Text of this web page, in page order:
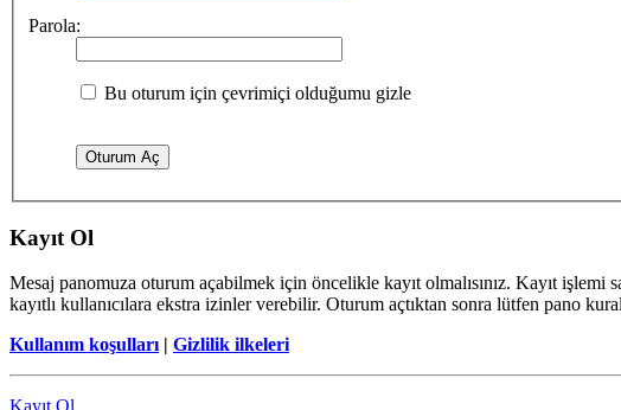
Parola:
Bu oturum için çevrimiçi olduğumu gizle
Kayıt Ol
Mesaj panomuza oturum açabilmek için öncelikle kayıt olmalısınız. Kayıt işlemi
kayıtlı kullanıcılara ekstra izinler verebilir. Oturum açtıktan sonra lütfen pano
Kullanım koşulları | Gizlilik ilkeleri